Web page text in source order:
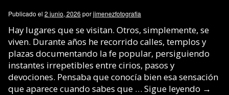
Publicado el 2 junio, 2026 porjimenezfotografia
Hay lugares que se visitan. Otros, simplemente, se
viven. Durante años he recorrido calles, templos y
plazas documentando la fe popular, persiguiendo
instantes irrepetibles entre cirios, pasos y
devociones. Pensaba que conocía bien esa sensación
que aparece cuando sabes que … Sigue leyendo →